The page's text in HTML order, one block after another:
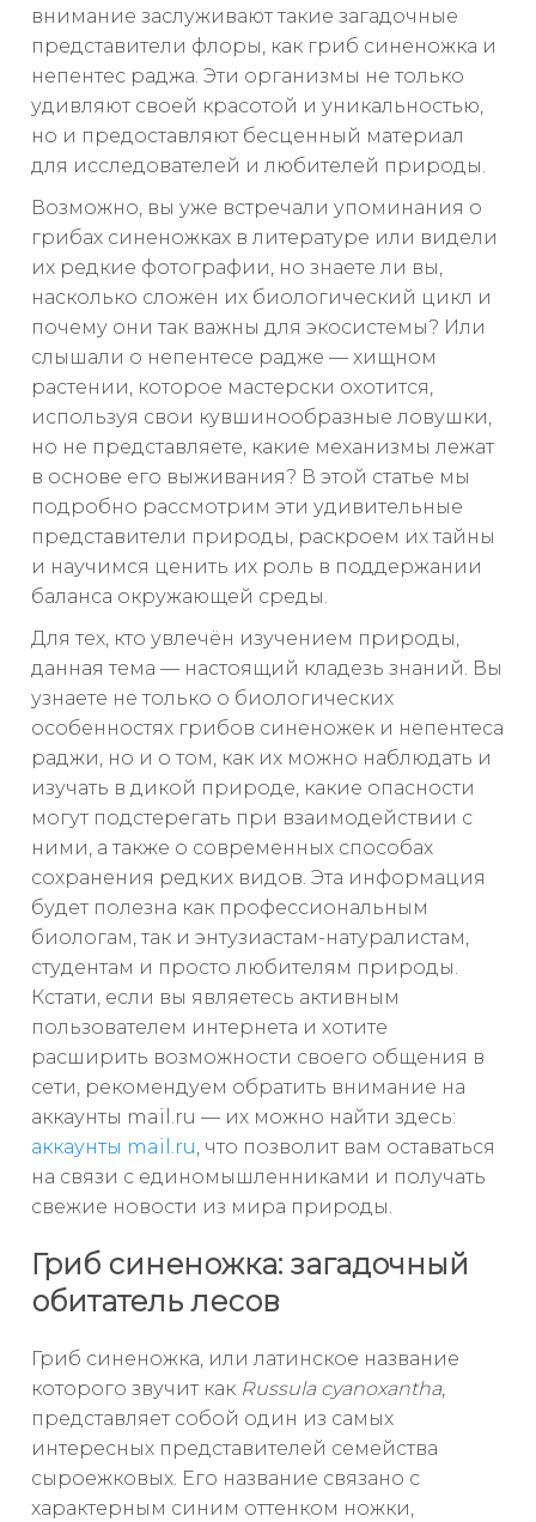
внимание заслуживают такие загадочные
представители флоры, как гриб синеножка и
непентес раджа. Эти организмы не только
удивляют своей красотой и уникальностью,
но и предоставляют бесценный материал
для исследователей и любителей природы.
Возможно, вы уже встречали упоминания о
грибах синеножках в литературе или видели
их редкие фотографии, но знаете ли вы,
насколько сложен их биологический цикл и
почему они так важны для экосистемы? Или
слышали о непентесе радже — хищном
растении, которое мастерски охотится,
используя свои кувшинообразные ловушки,
но не представляете, какие механизмы лежат
в основе его выживания? В этой статье мы
подробно рассмотрим эти удивительные
представители природы, раскроем их тайны
и научимся ценить их роль в поддержании
баланса окружающей среды.
Для тех, кто увлечён изучением природы,
данная тема — настоящий кладезь знаний. Вы
узнаете не только о биологических
особенностях грибов синеножек и непентеса
раджи, но и о том, как их можно наблюдать и
изучать в дикой природе, какие опасности
могут подстерегать при взаимодействии с
ними, а также о современных способах
сохранения редких видов. Эта информация
будет полезна как профессиональным
биологам, так и энтузиастам-натуралистам,
студентам и просто любителям природы.
Кстати, если вы являетесь активным
пользователем интернета и хотите
расширить возможности своего общения в
сети, рекомендуем обратить внимание на
аккаунты mail.ru — их можно найти здесь:
аккаунты mail.ru, что позволит вам оставаться
на связи с единомышленниками и получать
свежие новости из мира природы.
Гриб синеножка: загадочный
обитатель лесов
Гриб синеножка, или латинское название
которого звучит как Russula cyanoxantha,
представляет собой один из самых
интересных представителей семейства
сыроежковых. Его название связано с
характерным синим оттенком ножки,